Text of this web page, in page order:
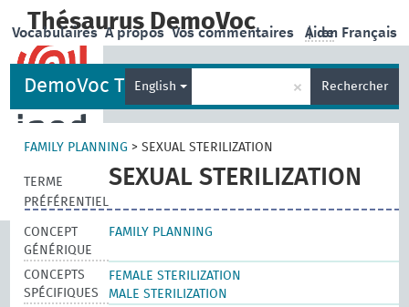
Thésaurus DemoVoc | en Français
Vocabulaires A propos Vos commentaires Aide
DemoVoc Thesaurus
English × Rechercher
FAMILY PLANNING >SEXUAL STERILIZATION
TERME
PRÉFÉRENTIEL
SEXUAL STERILIZATION
CONCEPT
GÉNÉRIQUE
FAMILY PLANNING
CONCEPTS
SPÉCIFIQUES
FEMALE STERILIZATION
MALE STERILIZATION